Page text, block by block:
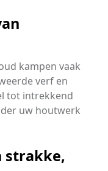
kampen vaak
verf en
tot intrekkend
uw houtwerk
strakke,